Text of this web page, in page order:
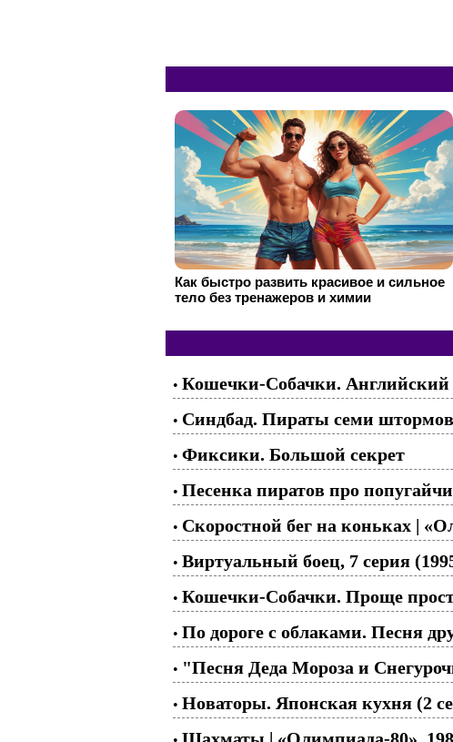
Как быстро развить красивое и сильное
тело без тренажеров и химии
• Кошечки-Собачки. Английский
• Синдбад. Пираты семи штормов
• Фиксики. Большой секрет
• Песенка пиратов про
• Скоростной бег на коньках |
• Виртуальный боец, 7 серия
• Кошечки-Собачки. Проще
• По дороге с облаками. Песня
• "Песня Деда Мороза и
• Новаторы. Японская кухня (2